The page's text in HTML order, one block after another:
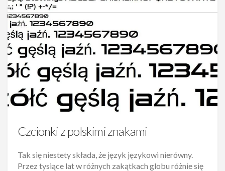
Czcionki z polskimi znakami
Tak się niestety składa, że język językowi nierówny.
Przez tysiące lat w różnych zakątkach globu różnie się